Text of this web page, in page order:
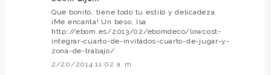
Qué bonito, tiene todo tu estilo y delicadeza.
¡Me encanta! Un beso, Isa
http://ebom.es/2013/02/ebomdeco/lowcost-
integrar-cuarto-de-invitados-cuarto-de-jugar-y-
zona-de-trabajo/
2/20/2014 11:02 a. m.